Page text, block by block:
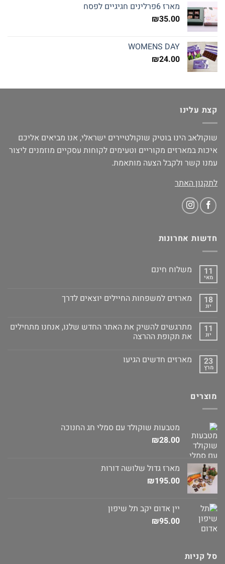
מארז 6פרלינים חגיגיים לפסח
₪35.00
WOMENS DAY
₪24.00
קצת עלינו
שוקולאב הינו בוטיק שוקולטיירים ישראלי, אנו מביאים אליכם
איכות במארזים מקוריים וטעימים לקוחות עסקיים מוזמנים ליצור
עמנו קשר ולקבל הצעה מותאמת.
לתקנון האתר
חדשות אחרונות
11
מאי
משלוח חינם
18
יונ
מארזים למשפחות החיילים יוצאים לדרך
11
יונ
מתרגשים להשיק את האתר החדש שלנו, אנחנו מתחילים
את תקופת ההרצה
23
מרץ
מארזים חדשים הגיעו
מוצרים
מטבעות שוקולד עם סמלי חג החנוכה
₪28.00
מארז גדול שלושה דורות
₪195.00
יין אדום יקב תל שיפון
₪95.00
סל קניות